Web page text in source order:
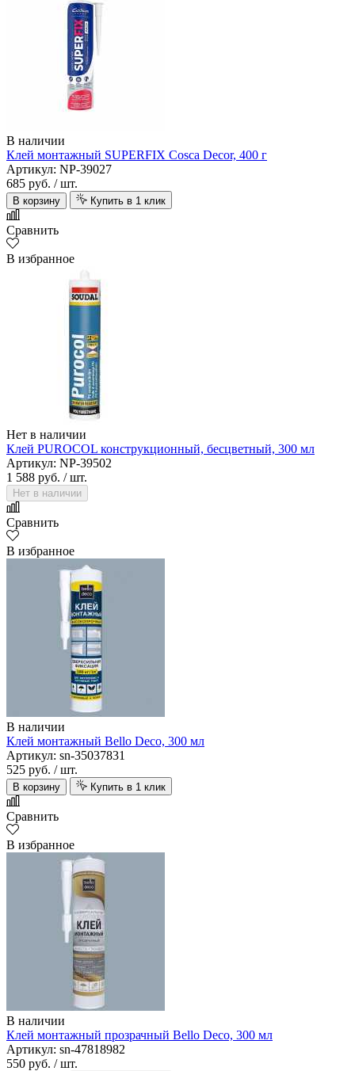
В наличии
Клей монтажный SUPERFIX Cosca Decor, 400 г
Артикул: NP-39027
685 руб. / шт.
В корзину Купить в 1 клик
Сравнить
В избранное
Нет в наличии
Клей PUROCOL конструкционный, бесцветный, 300 мл
Артикул: NP-39502
1 588 руб. / шт.
Нет в наличии
Сравнить
В избранное
В наличии
Клей монтажный Bello Deco, 300 мл
Артикул: sn-35037831
525 руб. / шт.
В корзину Купить в 1 клик
Сравнить
В избранное
В наличии
Клей монтажный прозрачный Bello Deco, 300 мл
Артикул: sn-47818982
550 руб. / шт.